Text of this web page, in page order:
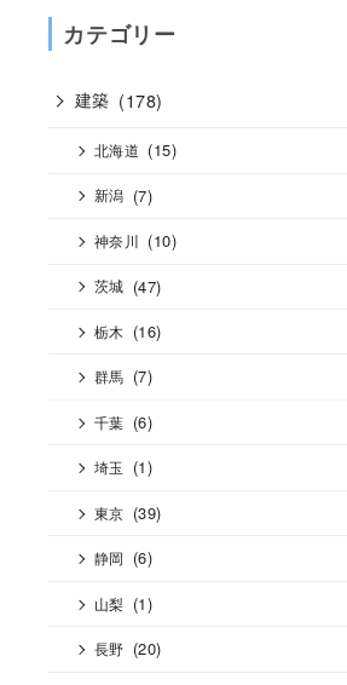
カテゴリー
建築 (178)
北海道 (15)
新潟 (7)
神奈川 (10)
茨城 (47)
栃木 (16)
群馬 (7)
千葉 (6)
埼玉 (1)
東京 (39)
静岡 (6)
山梨 (1)
長野 (20)